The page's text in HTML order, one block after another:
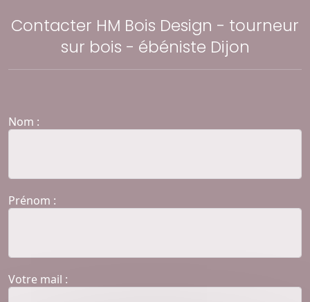
Contacter HM Bois Design - tourneur
sur bois - ébéniste Dijon
Nom :
Prénom :
Votre mail :